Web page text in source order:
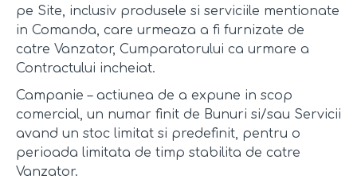
pe Site, inclusiv produsele si serviciile mentionate
in Comanda, care urmeaza a fi furnizate de
catre Vanzator, Cumparatorului ca urmare a
Contractului incheiat.
Campanie – actiunea de a expune in scop
comercial, un numar finit de Bunuri si/sau Servicii
avand un stoc limitat si predefinit, pentru o
perioada limitata de timp stabilita de catre
Vanzator.